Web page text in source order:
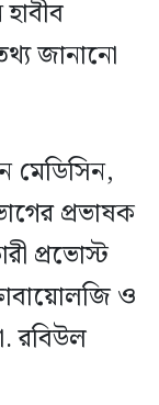
জানানো
মেডিসিন,
প্রভাষক
প্রভোস্ট
ও
রবিউল